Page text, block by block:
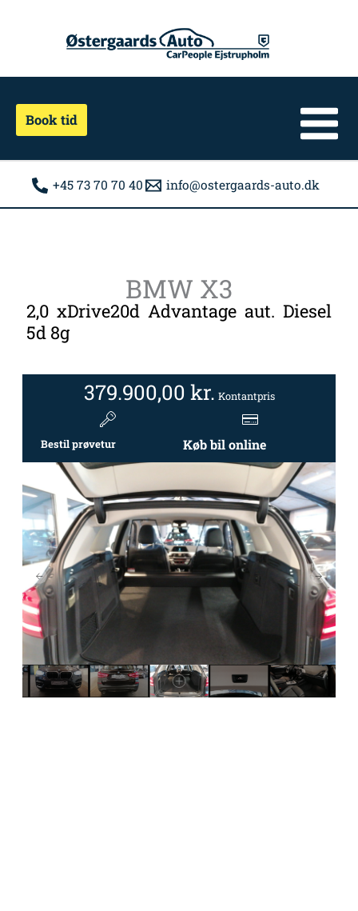
Book tid
+45 73 70 70 40 info@ostergaards-auto.dk
BMW X3
2,0 xDrive20d Advantage aut. Diesel
5d 8g
379.900,00 kr. Kontantpris
Bestil prøvetur Køb bil online